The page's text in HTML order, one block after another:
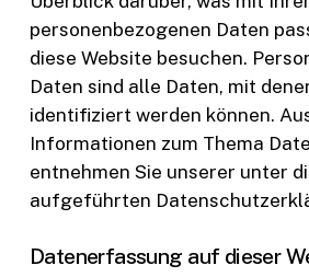
personenbezogenen Daten
diese Website besuchen.
Daten sind alle Daten, mit
identifiziert werden können.
Informationen zum Thema
entnehmen Sie unserer unter
aufgeführten
Datenerfassung auf dieser